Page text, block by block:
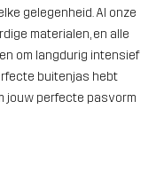
gelegenheid. Al onze
materialen, en alle
om langdurig intensief
buitenjas hebt
jouw perfecte pasvorm